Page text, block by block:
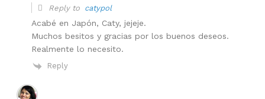
Reply to catypol
Acabé en Japón, Caty, jejeje.
Muchos besitos y gracias por los buenos deseos.
Realmente lo necesito.
Reply